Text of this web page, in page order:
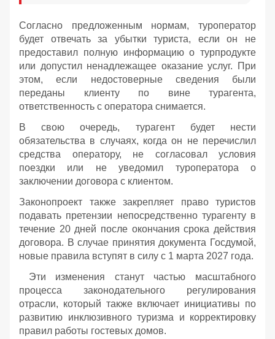
Согласно предложенным нормам, туроператор
будет отвечать за убытки туриста, если он не
предоставил полную информацию о турпродукте
или допустил ненадлежащее оказание услуг. При
этом, если недостоверные сведения были
переданы клиенту по вине турагента,
ответственность с оператора снимается.
В свою очередь, турагент будет нести
обязательства в случаях, когда он не перечислил
средства оператору, не согласовал условия
поездки или не уведомил туроператора о
заключении договора с клиентом.
Законопроект также закрепляет право туристов
подавать претензии непосредственно турагенту в
течение 20 дней после окончания срока действия
договора. В случае принятия документа Госдумой,
новые правила вступят в силу с 1 марта 2027 года.
Эти изменения станут частью масштабного
процесса законодательного регулирования
отрасли, который также включает инициативы по
развитию инклюзивного туризма и корректировку
правил работы гостевых домов.